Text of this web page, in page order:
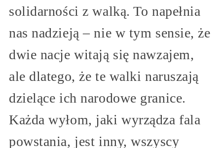
solidarności z walką. To napełnia
nas nadzieją – nie w tym sensie, że
dwie nacje witają się nawzajem,
ale dlatego, że te walki naruszają
dzielące ich narodowe granice.
Każda wyłom, jaki wyrządza fala
powstania, jest inny, wszyscy